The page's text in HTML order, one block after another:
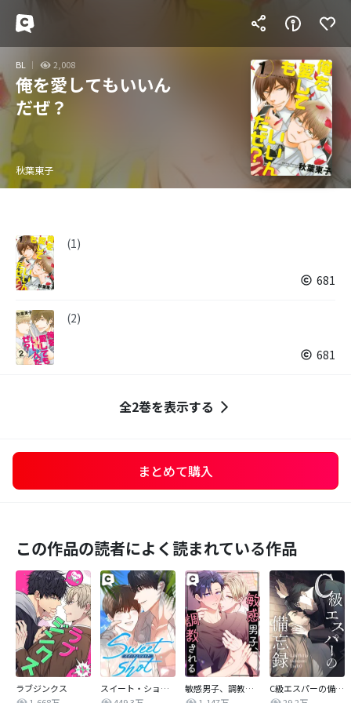
BL 2,008
俺を愛してもいいん
だぜ？
秋葉東子
(1)
681
(2)
681
全2巻を表示する
まとめて購入
この作品の読者によく読まれている作品
ラブジンクス
スイート・ショット
敏感男子、調教される
C級エスパーの備忘録